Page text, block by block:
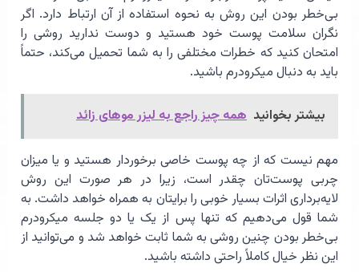
بی‌خطر بودن این روش به نحوه استفاده از آن ارتباط دارد. اگر
نگران سلامت پوست خود هستید و دوست ندارید روشی را
امتحان کنید که خطرات مختلفی را به شما تحمیل می‌کند، حتماً
باید به دنبال میکرودرم باشید.
بیشتر بخوانید همه چیز راجع به لیزر موهای زائد
مهم نیست که از چه پوست خاصی برخوردار هستید و یا میزان
چربی پوست‌تان چقدر است، زیرا در هر صورت این روش
لایه‌برداری اثرات بسیار خوبی را برایتان به همراه خواهد داشت. به
شما قول می‌دهیم که تنها پس از یک یا دو جلسه میکرودرم
بی‌خطر بودن چنین روشی به شما ثابت خواهد شد و می‌توانید از
این نظر خیال کاملاً راحتی داشته باشید.